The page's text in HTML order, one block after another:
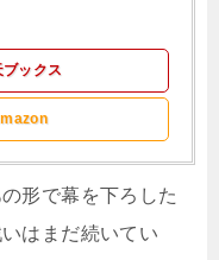
ブックス
形で幕を下ろした
はまだ続いてい